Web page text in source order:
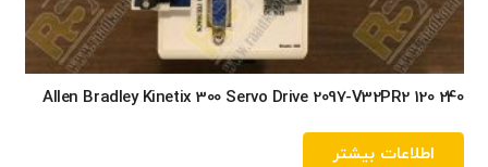
Allen Bradley Kinetix 300 Servo Drive 2097-V32PR2 120 240
اطلاعات بیشتر